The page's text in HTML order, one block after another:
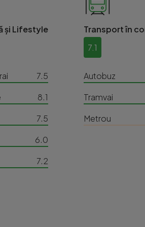
și Lifestyle
7.5
8.1
7.5
6.0
7.2
Transport în
7.1
Autobuz
Tramvai
Metrou